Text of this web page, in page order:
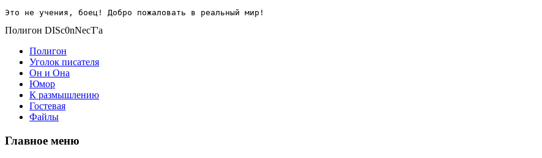
Это не учения, боец! Добро пожаловать в реальный мир!
Полигон DISc0nNecT'a
Полигон
Уголок писателя
Он и Она
Юмор
К размышлению
Гостевая
Файлы
Главное меню